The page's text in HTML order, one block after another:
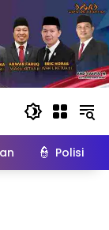
👮 Polisi